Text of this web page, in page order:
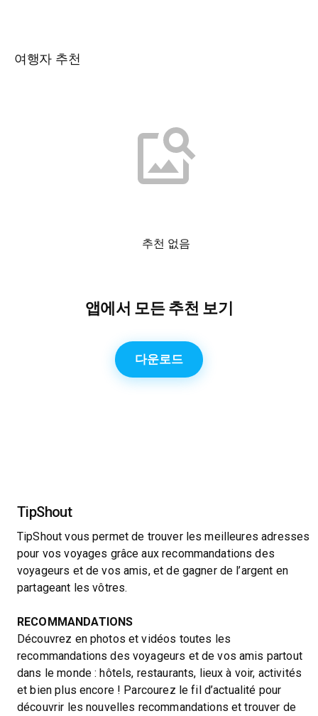
여행자 추천
추천 없음
앱에서 모든 추천 보기
다운로드
TipShout
TipShout vous permet de trouver les meilleures adresses
pour vos voyages grâce aux recommandations des
voyageurs et de vos amis, et de gagner de l’argent en
partageant les vôtres.
RECOMMANDATIONS
Découvrez en photos et vidéos toutes les
recommandations des voyageurs et de vos amis partout
dans le monde : hôtels, restaurants, lieux à voir, activités
et bien plus encore ! Parcourez le fil d’actualité pour
découvrir les nouvelles recommandations et trouver de